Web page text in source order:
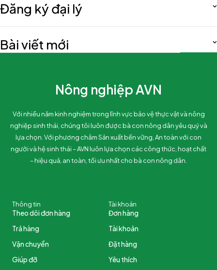
Đăng ký đại lý
Bài viết mới
Nông nghiệp AVN
Với nhiều năm kinh nghiệm trong lĩnh vực bảo vệ thực vật và nông
nghiệp sinh thái, chúng tôi luôn được bà con nông dân yêu quý và
lựa chọn. Với phương châm Sản xuất bền vững, An toàn với con
người và hệ sinh thái – AVN luôn lựa chọn các công thức, hoạt chất
– hiệu quả, an toàn, tối ưu nhất cho bà con nông dân.
Thông tin
Theo dõi đơn hàng
Trả hàng
Vận chuyển
Giúp đỡ
Tài khoản
Đơn hàng
Tài khoản
Đặt hàng
Yêu thích